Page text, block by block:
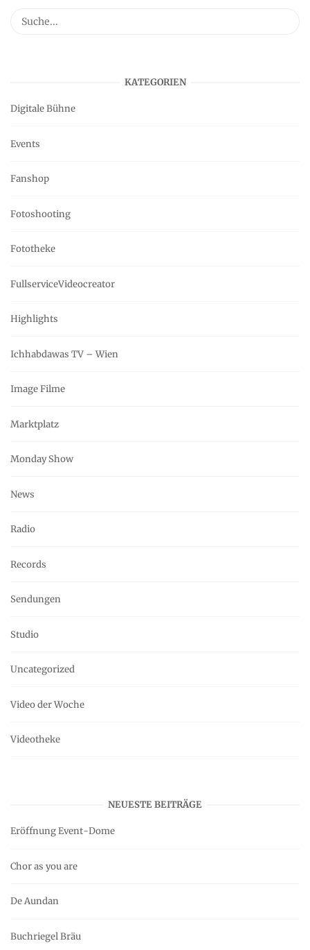
KATEGORIEN
Digitale Bühne
Events
Fanshop
Fotoshooting
Fototheke
FullserviceVideocreator
Highlights
Ichhabdawas TV – Wien
Image Filme
Marktplatz
Monday Show
News
Radio
Records
Sendungen
Studio
Uncategorized
Video der Woche
Videotheke
NEUESTE BEITRÄGE
Eröffnung Event-Dome
Chor as you are
De Aundan
Buchriegel Bräu